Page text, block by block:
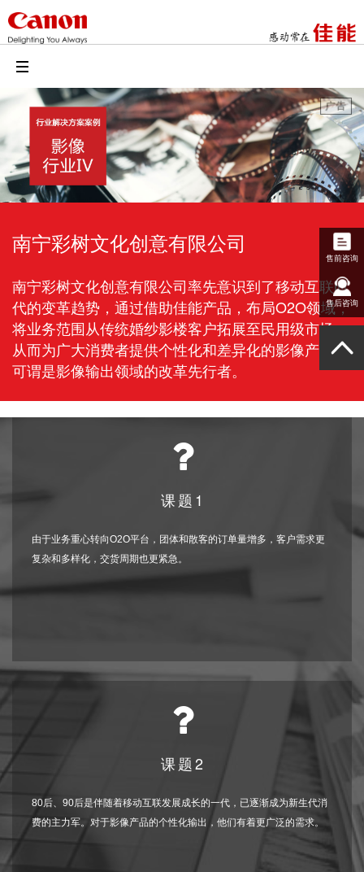
南宁彩树文化创意有限公司
南宁彩树文化创意有限公司率先意识到了移动互联时
代的变革趋势，通过借助佳能产品，布局O2O领域，
将业务范围从传统婚纱影楼客户拓展至民用级市场，
从而为广大消费者提供个性化和差异化的影像产品，
可谓是影像输出领域的改革先行者。
课题1
由于业务重心转向O2O平台，团体和散客的订单量增多，客户需求更
复杂和多样化，交货周期也更紧急。
课题2
80后、90后是伴随着移动互联发展成长的一代，已逐渐成为新生代消
费的主力军。对于影像产品的个性化输出，他们有着更广泛的需求。
售前咨询
售后咨询